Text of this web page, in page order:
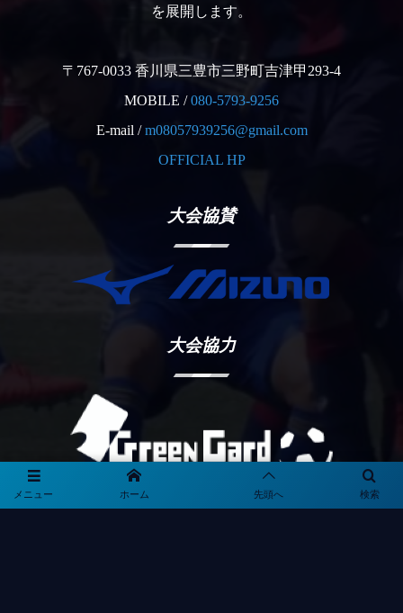
メニュー 検索
ホーム 先頭へ
を展開します。
〒767-0033 香川県三豊市三野町吉津甲293-4
MOBILE /080-5793-9256
E-mail /m08057939256@gmail.com
OFFICIAL HP
大会協賛
大会協力